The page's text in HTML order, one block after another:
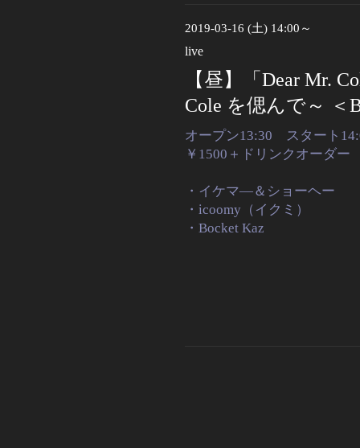
2019-03-16 (土) 14:00～
live
【昼】「Dear Mr.
Cole を偲んで～ ＜
オープン13:30 スタート
￥1500＋ドリンクオーダー
・イケマ―＆ショーヘー
・icoomy（イクミ）
・Bocket Kaz